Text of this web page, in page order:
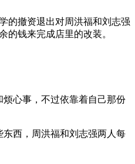
的撤资退出对周洪福和刘志强
的钱来完成店里的改装。
心事，不过依靠着自己那份
西，周洪福和刘志强两人每